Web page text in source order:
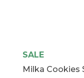
SALE
Milka Cookies